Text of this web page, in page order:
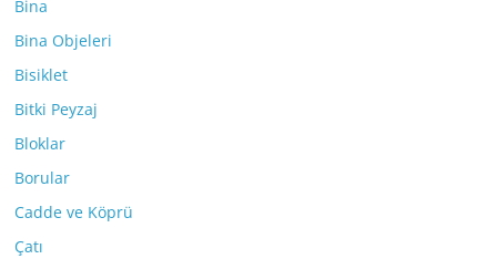
Bina
Bina Objeleri
Bisiklet
Bitki Peyzaj
Bloklar
Borular
Cadde ve Köprü
Çatı